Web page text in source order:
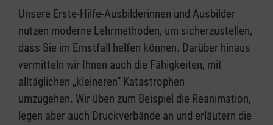
Unsere Erste-Hilfe-Ausbilderinnen und Ausbilder
nutzen moderne Lehrmethoden, um sicherzustellen,
dass Sie im Ernstfall helfen können. Darüber hinaus
vermitteln wir Ihnen auch die Fähigkeiten, mit
alltäglichen „kleineren” Katastrophen
umzugehen. Wir üben zum Beispiel die Reanimation,
legen aber auch Druckverbände an und erläutern die